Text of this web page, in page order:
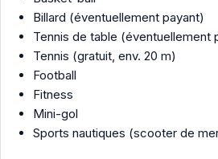
Billard (éventuellement payant)
Tennis de table (éventuellement
Tennis (gratuit, env. 20 m)
Football
Fitness
Mini-gol
Sports nautiques (scooter de